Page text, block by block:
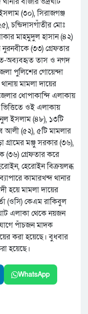
(৩০), সিরাজগঞ্জ
চন্ডিদাসগাঁতীর মোঃ
মাহমুদুল হাসান (৪২)
(৩৩) গ্রেফতার
অব্যবহৃত তাস ও নগদ
পুলিশের গোয়েন্দা
মামলা দায়ের
ধোপাকান্দি এলাকায়
ওই এলাকায়
ইসলাম (৪৮), ১৩টি
আলী (৫২), ৫টি মামলার
মঞ্জু সরকার (৩৬),
(৩৬) গ্রেফতার করে
হেরোইন বিক্রয়লব্ধ
কামারখন্দ থানার
মামলা দায়ের
(ওসি) কেএম রাকিবুল
এলাকা থেকে নয়জন
পাঁচজন মাদক
করা হয়েছে। বুধবার
হয়েছে।
WhatsApp